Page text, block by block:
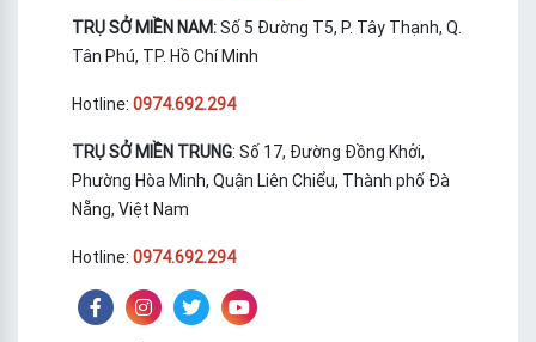
TRỤ SỞ MIỀN NAM:Số 5 Đường T5, P. Tây Thạnh, Q.
Tân Phú, TP. Hồ Chí Minh
Hotline: 0974.692.294
TRỤ SỞ MIỀN TRUNG: Số 17, Đường Đồng Khởi,
Phường Hòa Minh, Quận Liên Chiểu, Thành phố Đà
Nẵng, Việt Nam
Hotline: 0974.692.294